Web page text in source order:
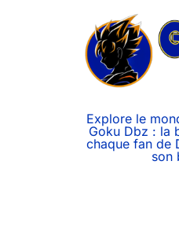
Explore le
Goku Dbz : la
chaque fan de
son